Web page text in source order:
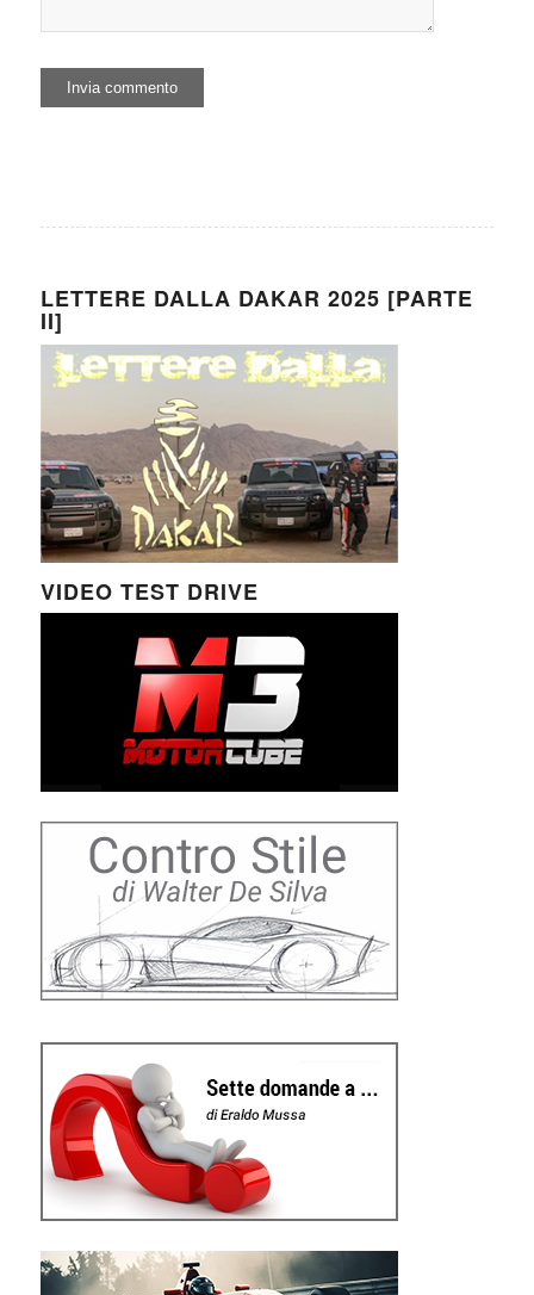
LETTERE DALLA DAKAR 2025 [PARTE
II]
VIDEO TEST DRIVE